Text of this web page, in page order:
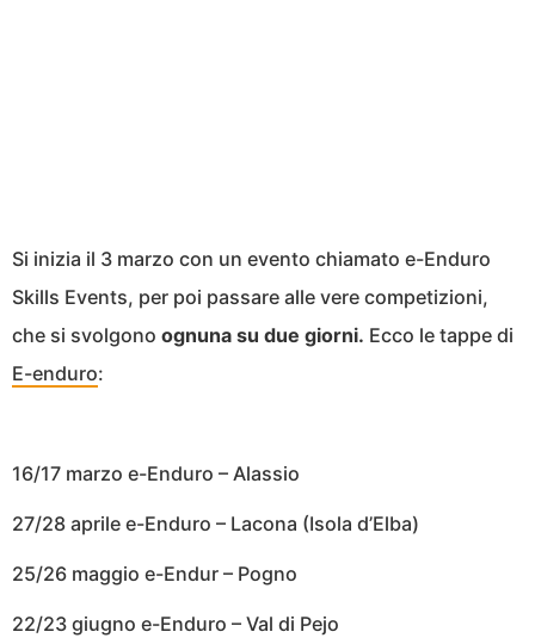
Si inizia il 3 marzo con un evento chiamato e-Enduro
Skills Events, per poi passare alle vere competizioni,
che si svolgono ognuna su due giorni. Ecco le tappe di
E-enduro:
16/17 marzo e-Enduro – Alassio
27/28 aprile e-Enduro – Lacona (Isola d’Elba)
25/26 maggio e-Endur – Pogno
22/23 giugno e-Enduro – Val di Pejo